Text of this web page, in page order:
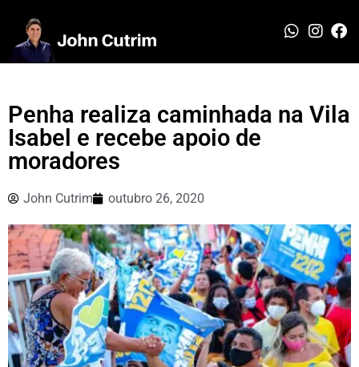
Penha realiza caminhada na Vila
Isabel e recebe apoio de
moradores
John Cutrim outubro 26, 2020